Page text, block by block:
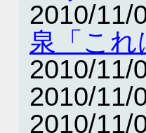
2010/11/
泉「これ
2010/11/
2010/11/
2010/11/